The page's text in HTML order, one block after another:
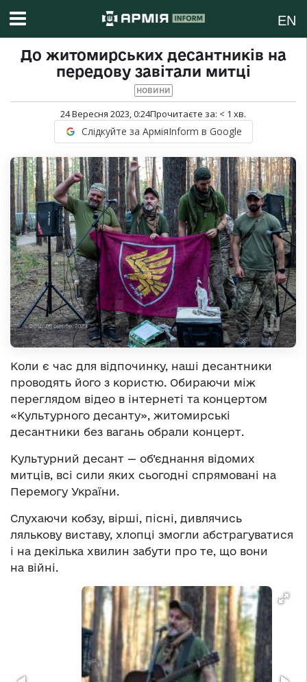
EN
До житомирських десантників на
передову завітали митці
НОВИНИ
24 Вересня 2023, 0:24Прочитаєте за: < 1 хв.
Слідкуйте за АрміяInform в Google
Коли є час для відпочинку, наші десантники
проводять його з користю. Обираючи між
переглядом відео в інтернеті та концертом
«Культурного десанту», житомирські
десантники без вагань обрали концерт.
Культурний десант — об’єднання відомих
митців, всі сили яких сьогодні спрямовані на
Перемогу України.
Слухаючи кобзу, вірші, пісні, дивлячись
лялькову виставу, хлопці змогли абстрагуватися
і на декілька хвилин забути про те, що вони
на війні.